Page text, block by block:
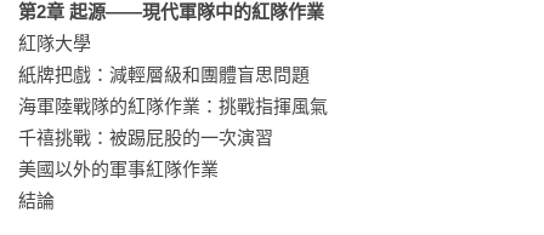
全球局勢思考專家，《微權力》作者摩伊希斯．奈姆  特別薦讀
—— 深度探索決策驗證世界，名家好評 ——
政治、政府、戰爭和商界方面的重大失敗，事後最常見的解釋
是自滿、團體盲思、惰性和視野狹窄。岑科在這本書中提出清
晰的分析，輔以許多趣味盎然的常見錯誤例子，並整理出一套
第2章 起源——現代軍隊中的紅隊作業
紅隊大學
紙牌把戲：減輕層級和團體盲思問題
海軍陸戰隊的紅隊作業：挑戰指揮風氣
千禧挑戰：被踢屁股的一次演習
美國以外的軍事紅隊作業
結論